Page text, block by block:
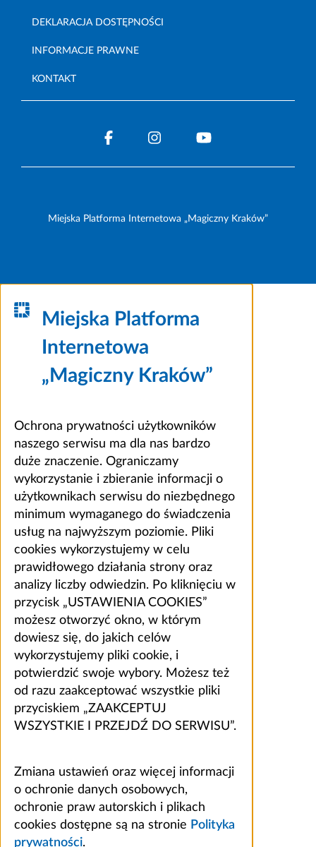
DEKLARACJA DOSTĘPNOŚCI
INFORMACJE PRAWNE
KONTAKT
Miejska Platforma Internetowa „Magiczny Kraków”
Miejska Platforma
Internetowa
„Magiczny Kraków”
Ochrona prywatności użytkowników
naszego serwisu ma dla nas bardzo
duże znaczenie. Ograniczamy
wykorzystanie i zbieranie informacji o
użytkownikach serwisu do niezbędnego
minimum wymaganego do świadczenia
usług na najwyższym poziomie. Pliki
cookies wykorzystujemy w celu
prawidłowego działania strony oraz
analizy liczby odwiedzin. Po kliknięciu w
przycisk „USTAWIENIA COOKIES”
możesz otworzyć okno, w którym
dowiesz się, do jakich celów
wykorzystujemy pliki cookie, i
potwierdzić swoje wybory. Możesz też
od razu zaakceptować wszystkie pliki
przyciskiem „ZAAKCEPTUJ
WSZYSTKIE I PRZEJDŹ DO SERWISU”.
Zmiana ustawień oraz więcej informacji
o ochronie danych osobowych,
ochronie praw autorskich i plikach
cookies dostępne są na stronie Polityka
prywatności.